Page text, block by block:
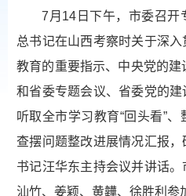
7月14日下午，市委召开
总书记在山西考察时关于深
教育的重要指示、中央党的
和省委专题会议、省委党的建
听取全市学习教育“回头看”
查摆问题整改进展情况汇报
书记汪华东主持会议并讲话
汕竹、姜颖、黄韡、徐胜利参